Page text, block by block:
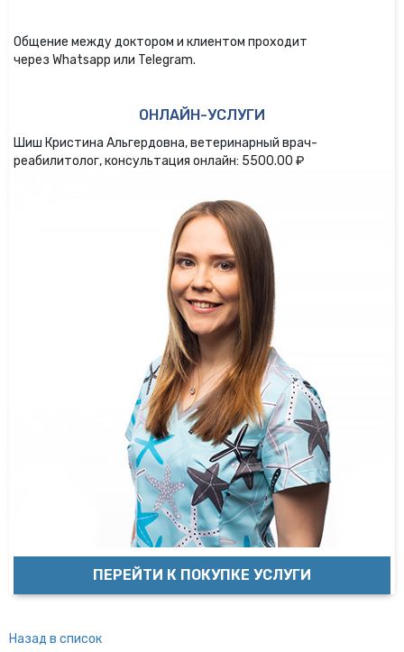
Общение между доктором и клиентом проходит
через Whatsapp или Telegram.
ОНЛАЙН-УСЛУГИ
Шиш Кристина Альгердовна, ветеринарный врач-
реабилитолог, консультация онлайн: 5500.00 ₽
ПЕРЕЙТИ К ПОКУПКЕ УСЛУГИ
Назад в список